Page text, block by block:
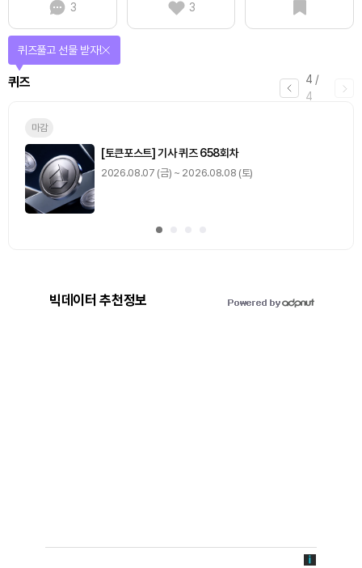
3
3
4 /
4
퀴즈
퀴즈풀고 선물 받자!
마감
[토큰포스트] 기사 퀴즈 658회차
2026.08.07 (금) ~ 2026.08.08 (토)
빅데이터 추천정보